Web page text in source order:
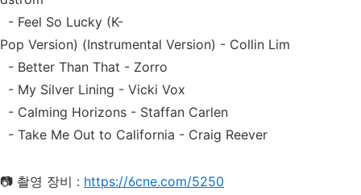
- Feel So Lucky (K-
Pop Version) (Instrumental Version) - Collin Lim
- Better Than That - Zorro
- My Silver Lining - Vicki Vox
- Calming Horizons - Staffan Carlen
- Take Me Out to California - Craig Reever
📷 촬영 장비 : https://6cne.com/5250